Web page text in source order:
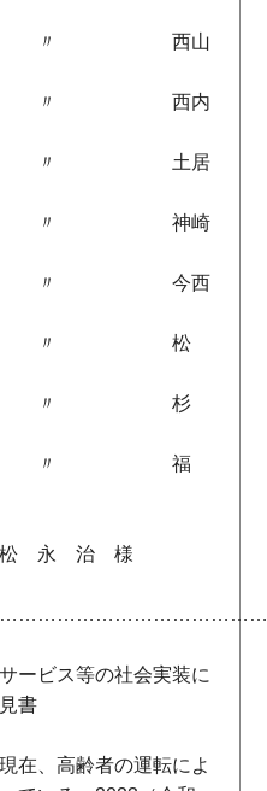
西山
西内
土居
神崎
今西
松
杉
福
永 治 様
等の社会実装に
書
在、高齢者の運転によ